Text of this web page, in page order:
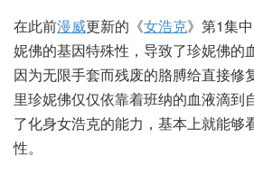
在此前漫威更新的《女浩克》第1集
妮佛的基因特殊性，导致了珍妮佛的
因为无限手套而残废的胳膊给直接修
里珍妮佛仅仅依靠着班纳的血液滴到
了化身女浩克的能力，基本上就能够
性。